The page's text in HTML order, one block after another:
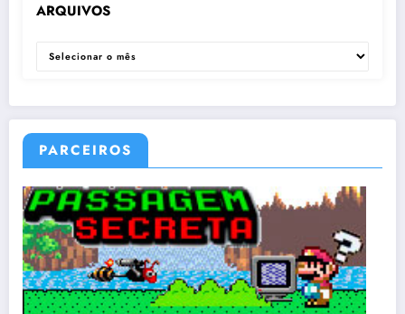
ARQUIVOS
ARQUIVOS
PARCEIROS